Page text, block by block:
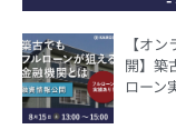
【オ
開】築
ローン